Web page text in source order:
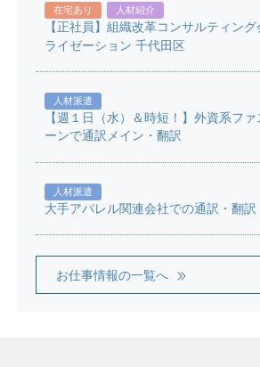
在宅あり 人材紹介
【正社員】組織改革コンサルティン
ライゼーション 千代田区
人材派遣
【週１日（水）＆時短！】外資系フ
ーンで通訳メイン・翻訳
人材派遣
大手アパレル関連会社での通訳・翻
お仕事情報の一覧へ